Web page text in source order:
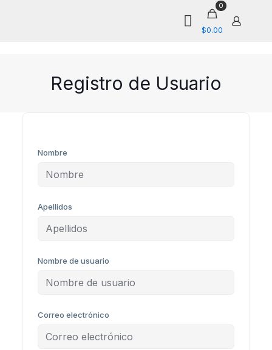
0
$0.00
Registro de Usuario
Nombre
Apellidos
Nombre de usuario
Correo electrónico